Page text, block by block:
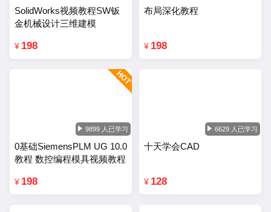
SolidWorks视频教程SW钣
金机械设计三维建模
¥ 198
布局深化教程
¥ 198
9899 人已学习
0基础SiemensPLM UG 10.0
教程 数控编程模具视频教程
¥ 198
6629 人已学习
十天学会CAD
¥ 128